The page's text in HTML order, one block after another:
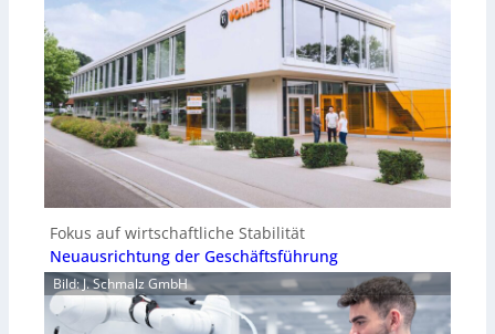
Fokus auf wirtschaftliche Stabilität
Neuausrichtung der Geschäftsführung
Bild: J. Schmalz GmbH